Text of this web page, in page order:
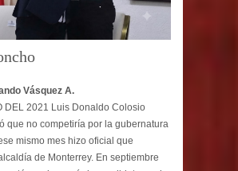
Vásquez A.
DEL 2021 Luis Donaldo Colosio
que no competiría por la gubernatura
mismo mes hizo oficial que
de Monterrey. En septiembre